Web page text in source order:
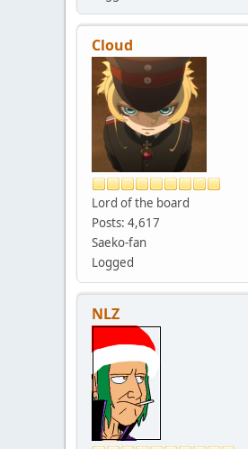
Cloud
Lord of the board
Posts: 4,617
Saeko-fan
Logged
NLZ